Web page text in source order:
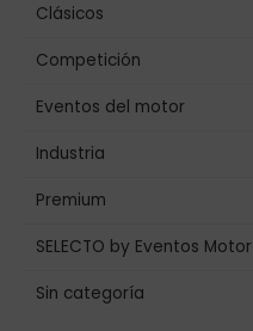
Clásicos
Competición
Eventos del motor
Industria
Premium
SELECTO by Eventos Motor
Sin categoría